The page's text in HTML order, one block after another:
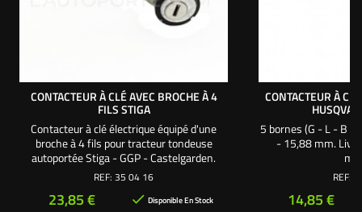
CONTACTEUR À CLÉ AVEC BROCHE À 4
FILS STIGA
Contacteur à clé électrique équipé d'une
broche à 4 fils pour tracteur tondeuse
autoportée Stiga - GGP - Castelgarden.
Utilisez avec la clé 350304 ou 350305
REF: 35 04 16
Prix
23,85 €  Disponible En Stock
CONTACTEUR À
5 bornes (G - L - B -
- 15,88 mm.
REF:
Prix
14,85 €